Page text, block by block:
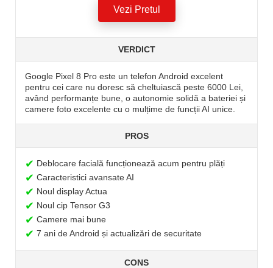
Vezi Pretul
VERDICT
Google Pixel 8 Pro este un telefon Android excelent
pentru cei care nu doresc să cheltuiască peste 6000 Lei,
având performanțe bune, o autonomie solidă a bateriei și
camere foto excelente cu o mulțime de funcții AI unice.
PROS
✔ Deblocare facială funcționează acum pentru plăți
✔ Caracteristici avansate AI
✔ Noul display Actua
✔ Noul cip Tensor G3
✔ Camere mai bune
✔ 7 ani de Android și actualizări de securitate
CONS